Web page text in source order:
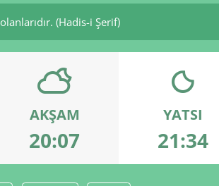
(Hadis-i Şerif)
AKŞAM
20:07
YATSI
21:34